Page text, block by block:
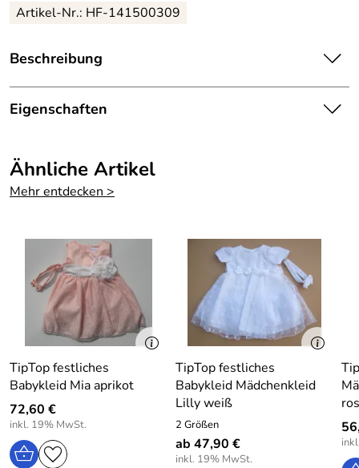
Artikel-Nr.: HF-141500309
Beschreibung
Taufkleid festliches Babykleid Elsi:
Hier ist ein Babykleidchen aus der Festmoden-Kollektion.
wunderschön!
Das Kleid ist hervorragend verarbeitet.
Das Oberteil hat einen transparenten Organza-Einsatz.
Es endet mit einer abnehmbaren dekorierten Blume.
Hinten finden Sie Bindebänder mit denen Sie eine
Prachtschleife binden können.
Das Kleid wird am Rücken mit einem Reißverschluss
geschlossen.
Der Organza-Oberrock ist allover bestickt und endet mit
Wellenstickerei.
Taufkleid festliches Babykleid Elsi
Eigenschaften
Farbe:
Ivory / Mehrfarbig
Ähnliche Artikel
Mehr entdecken >
TipTop festliches
Babykleid Mia aprikot
72,60 €
inkl. 19% MwSt.
TipTop festliches
Babykleid Mädchenkleid
Lilly weiß
2 Größen
ab 47,90 €
inkl. 19% MwSt.